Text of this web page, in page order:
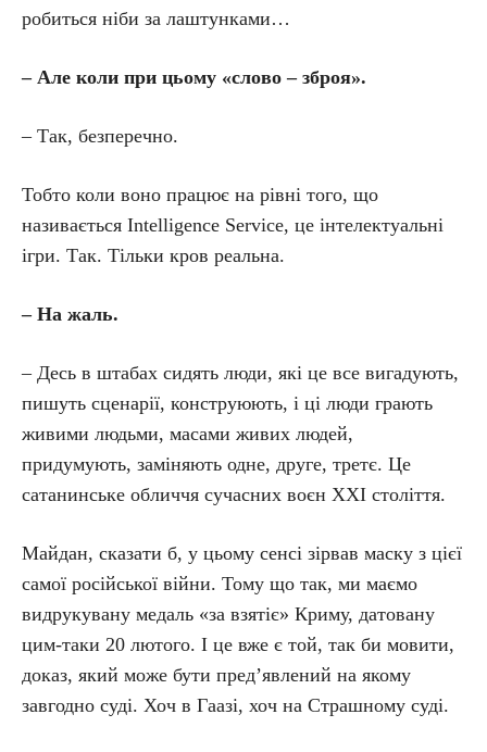
робиться ніби за лаштунками…
– Але коли при цьому «слово – зброя».
– Так, безперечно.
Тобто коли воно працює на рівні того, що
називається Intelligence Service, це інтелектуальні
ігри. Так. Тільки кров реальна.
– На жаль.
– Десь в штабах сидять люди, які це все вигадують,
пишуть сценарії, конструюють, і ці люди грають
живими людьми, масами живих людей,
придумують, заміняють одне, друге, третє. Це
сатанинське обличчя сучасних воєн ХХІ століття.
Майдан, сказати б, у цьому сенсі зірвав маску з цієї
самої російської війни. Тому що так, ми маємо
видрукувану медаль «за взятіє» Криму, датовану
цим-таки 20 лютого. І це вже є той, так би мовити,
доказ, який може бути пред’явлений на якому
завгодно суді. Хоч в Гаазі, хоч на Страшному суді.